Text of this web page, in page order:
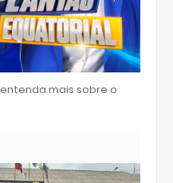
mais sobre o